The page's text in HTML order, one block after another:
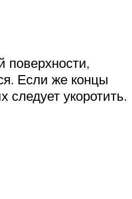
поверхности,
Если же концы
следует укоротить.